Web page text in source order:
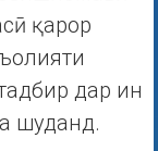
қарор
дар ин
шуданд.